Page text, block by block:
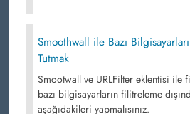
Smoothwall ile Bazı
Tutmak
Smootwall ve URLFilter eklentisi ile
bazı bilgisayarların filitreleme
aşağıdakileri yapmalısınız.